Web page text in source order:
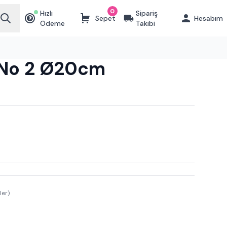
₺
Hızlı
Ödeme
Sepet
0
Sipariş
Takibi
Hesabım
No 2 Ø20cm